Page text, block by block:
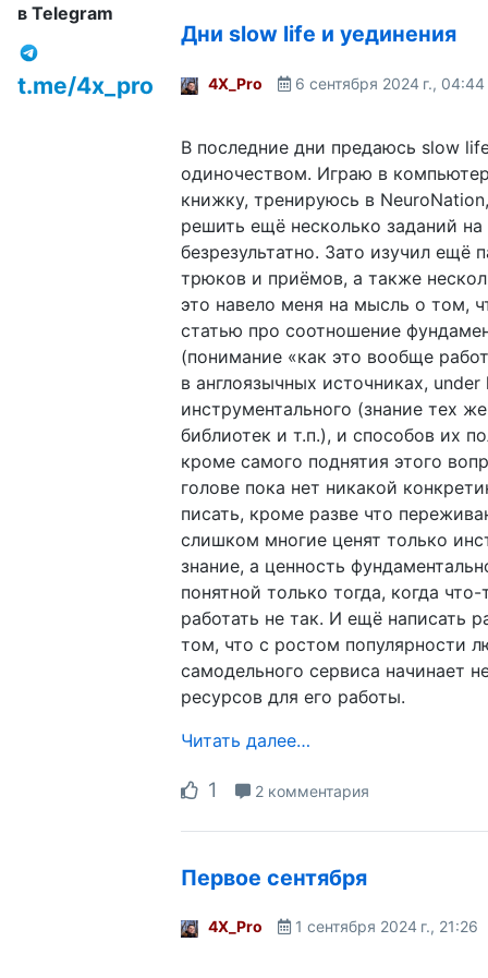
в Telegram
t.me/4x_pro
Дни slow life и уединения
4X_Pro 6 сентября 2024 г., 04:44
В последние дни предаюсь slow
одиночеством. Играю в
книжку, тренируюсь в
решить ещё несколько заданий на
безрезультатно. Зато изучил ещё
трюков и приёмов, а также
это навело меня на мысль о том,
статью про соотношение
(понимание «как это вообще
в англоязычных источниках,
инструментального (знание тех
библиотек и т.п.), и способов их
кроме самого поднятия этого
голове пока нет никакой
писать, кроме разве что
слишком многие ценят только
знание, а ценность
понятной только тогда, когда
работать не так. И ещё написать
том, что с ростом популярности
самодельного сервиса начинает
ресурсов для его работы.
Читать далее…
1 2 комментария
Первое сентября
4X_Pro 1 сентября 2024 г., 21:26